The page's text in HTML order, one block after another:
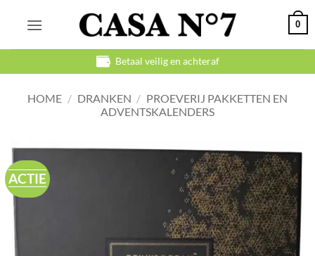
0
Betaal veilig en achteraf
HOME / DRANKEN / PROEVERIJ PAKKETTEN EN
ADVENTSKALENDERS
ACTIE